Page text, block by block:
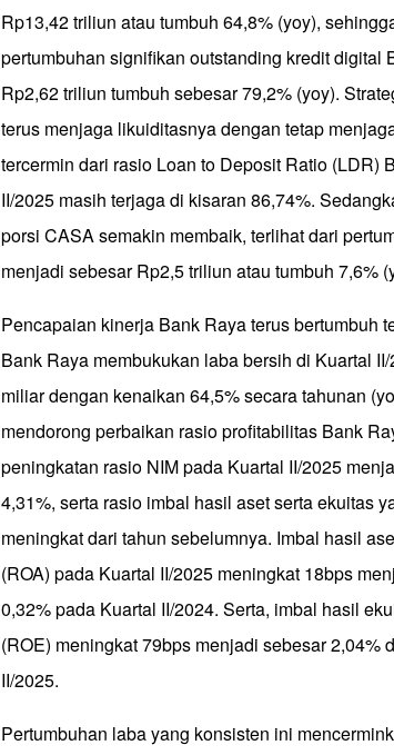
Rp13,42 triliun atau tumbuh 64,8% (yoy),
pertumbuhan signifikan outstanding kredit digital
Rp2,62 triliun tumbuh sebesar 79,2% (yoy).
terus menjaga likuiditasnya dengan tetap
tercermin dari rasio Loan to Deposit Ratio (LDR)
II/2025 masih terjaga di kisaran 86,74%.
porsi CASA semakin membaik, terlihat dari
menjadi sebesar Rp2,5 triliun atau tumbuh 7,6%
Pencapaian kinerja Bank Raya terus bertumbuh
Bank Raya membukukan laba bersih di Kuartal
miliar dengan kenaikan 64,5% secara tahunan
mendorong perbaikan rasio profitabilitas Bank
peningkatan rasio NIM pada Kuartal II/2025
4,31%, serta rasio imbal hasil aset serta ekuitas
meningkat dari tahun sebelumnya. Imbal hasil
(ROA) pada Kuartal II/2025 meningkat 18bps
0,32% pada Kuartal II/2024. Serta, imbal hasil
(ROE) meningkat 79bps menjadi sebesar 2,04%
II/2025.
Pertumbuhan laba yang konsisten ini